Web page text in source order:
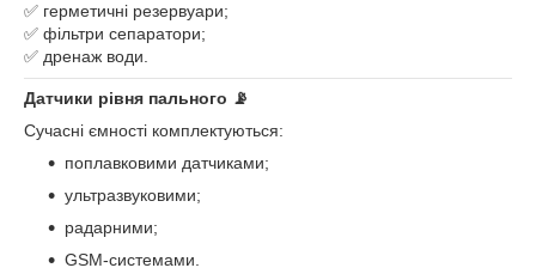
✅ герметичні резервуари;
✅ фільтри сепаратори;
✅ дренаж води.
Датчики рівня пального 📡
Сучасні ємності комплектуються:
поплавковими датчиками;
ультразвуковими;
радарними;
GSM-системами.